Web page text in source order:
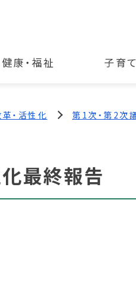
健康・福祉 子育
・活性化 第1次・第2次
最終報告